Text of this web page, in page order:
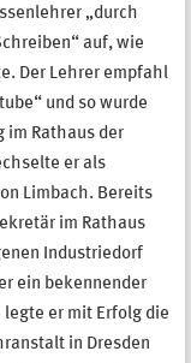
„durch
auf, wie
Der Lehrer empfahl
und so wurde
im Rathaus der
er als
Limbach. Bereits
im Rathaus
Industriedorf
ein bekennender
er mit Erfolg die
in Dresden